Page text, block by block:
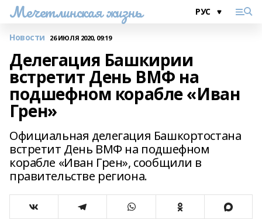
Мечетлинская жизнь
Новости 26 ИЮЛЯ 2020, 09:19
Делегация Башкирии
встретит День ВМФ на
подшефном корабле «Иван
Грен»
Официальная делегация Башкортостана
встретит День ВМФ на подшефном
корабле «Иван Грен», сообщили в
правительстве региона.